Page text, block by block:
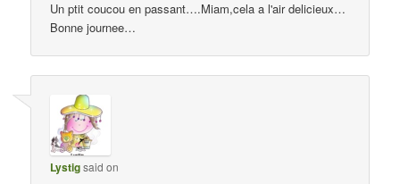
Un ptit coucou en passant….Miam,cela a l'air delicieux…
Bonne journee…
Lystigsaid on